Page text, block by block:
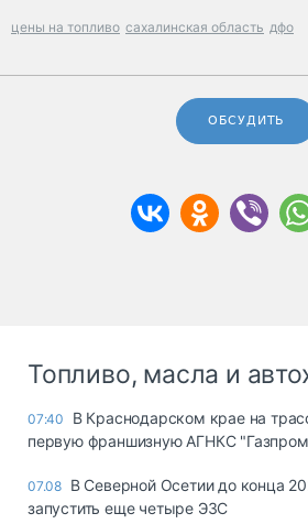
цены на топливо сахалинская область дфо
ОБСУДИТЬ
Топливо, масла и
07:40
В Краснодарском крае на
первую франшизную АГНКС
07.08 В Северной Осетии до конца
запустить еще четыре ЭЗС